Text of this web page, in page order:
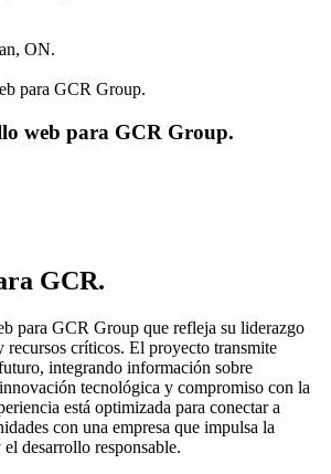
ON.
para GCR Group.
web para GCR Group.
GCR.
para GCR Group que refleja su liderazgo
recursos críticos. El proyecto transmite
integrando información sobre
tecnológica y compromiso con la
está optimizada para conectar a
con una empresa que impulsa la
desarrollo responsable.